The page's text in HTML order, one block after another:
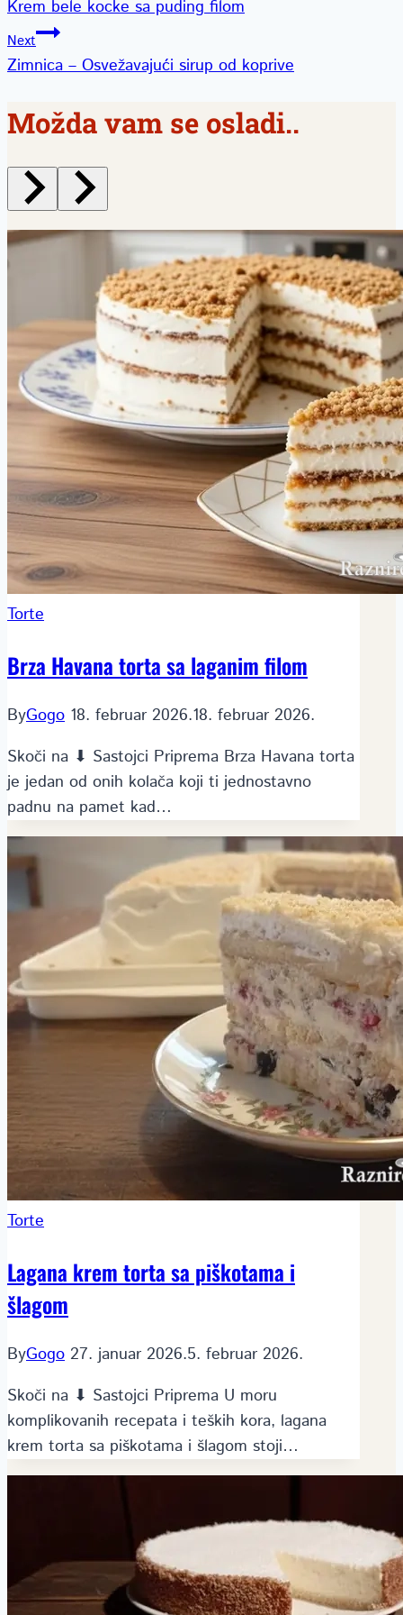
članka
Krem bele kocke sa puding filom
Next
Zimnica – Osvežavajući sirup od koprive
Možda vam se osladi..
Torte
Brza Havana torta sa laganim filom
ByGogo 18. februar 2026.18. februar 2026.
Skoči na ⬇ Sastojci Priprema Brza Havana torta
je jedan od onih kolača koji ti jednostavno
padnu na pamet kad…
Torte
Lagana krem torta sa piškotama i
šlagom
ByGogo 27. januar 2026.5. februar 2026.
Skoči na ⬇ Sastojci Priprema U moru
komplikovanih recepata i teških kora, lagana
krem torta sa piškotama i šlagom stoji…